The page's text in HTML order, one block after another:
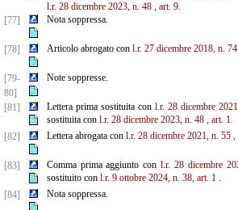
l.r. 28 dicembre 2023, n. 48 , art. 9.
[77]
Nota soppressa.
[78] Articolo abrogato con l.r. 27 dicembre 2018, n. 74
[79-
80]
Note soppresse.
[81] Lettera prima sostituita con l.r. 28 dicembre
sostituita con l.r. 28 dicembre 2023, n. 48 , art. 1.
[82]
Lettera abrogata con l.r. 28 dicembre 2021, n. 55 ,
[83] Comma prima aggiunto conl.r. 28 dicembre
sostituito con l.r. 9 ottobre 2024, n. 38, art. 1.
[84]
Nota soppressa.